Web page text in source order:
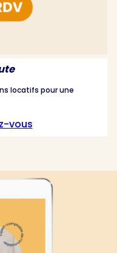
locatifs pour une
vous